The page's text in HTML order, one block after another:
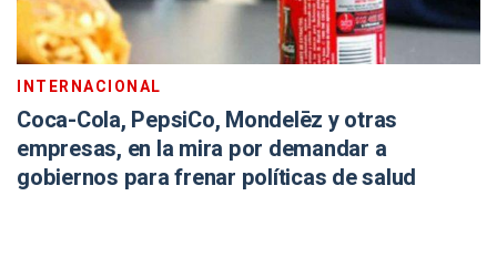
INTERNACIONAL
Coca-Cola, PepsiCo, Mondelēz y otras
empresas, en la mira por demandar a
gobiernos para frenar políticas de salud